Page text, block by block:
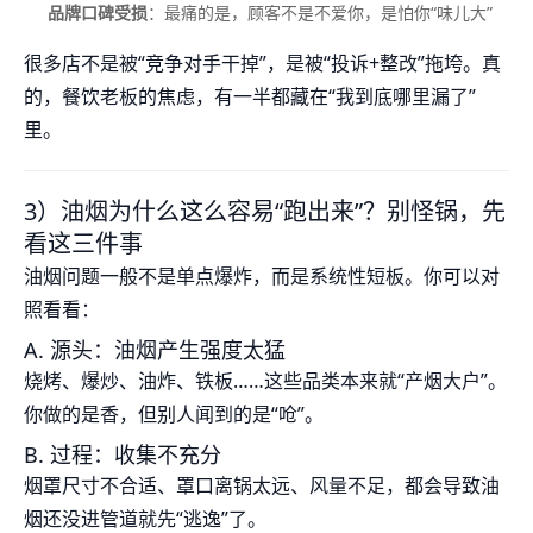
品牌口碑受损：最痛的是，顾客不是不爱你，是怕你“味儿大”
很多店不是被“竞争对手干掉”，是被“投诉+整改”拖垮。真
的，餐饮老板的焦虑，有一半都藏在“我到底哪里漏了”
里。
3）油烟为什么这么容易“跑出来”？别怪锅，先
看这三件事
油烟问题一般不是单点爆炸，而是系统性短板。你可以对
照看看：
A. 源头：油烟产生强度太猛
烧烤、爆炒、油炸、铁板……这些品类本来就“产烟大户”。
你做的是香，但别人闻到的是“呛”。
B. 过程：收集不充分
烟罩尺寸不合适、罩口离锅太远、风量不足，都会导致油
烟还没进管道就先“逃逸”了。